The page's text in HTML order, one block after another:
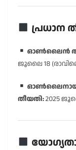
പ്രധാന
ഓൺലൈൻ
ജൂലൈ 18
തീയതി:2025